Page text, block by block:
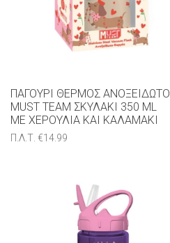
ΠΑΓΟΎΡΙ ΘΕΡΜΌΣ ΑΝΟΞΕΊΔΩΤΟ
MUST TEAM ΣΚΥΛΆΚΙ 350 ML
ΜΕ ΧΕΡΟΎΛΙΑ ΚΑΙ ΚΑΛΑΜΆΚΙ
Π.Λ.Τ.€14.99